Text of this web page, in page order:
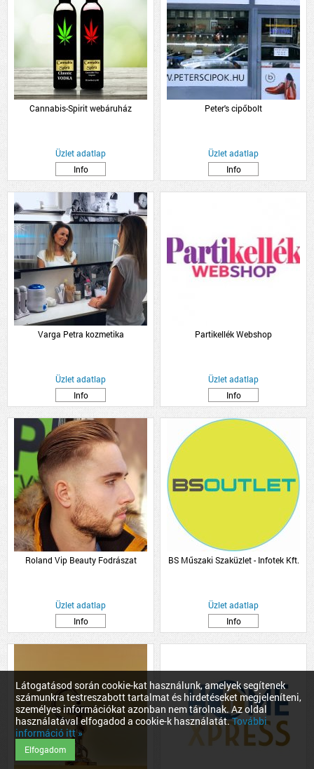
Látogatásod során cookie-kat használunk, amelyek segítenek
számunkra testreszabott tartalmat és hirdetéseket megjeleníteni,
személyes információkat azonban nem tárolnak. Az oldal
használatával elfogadod a cookie-k használatát.További
információ itt »
Elfogadom
Cannabis-Spirit webáruház
Üzlet adatlap
Info
Peter's cipőbolt
Üzlet adatlap
Info
Varga Petra kozmetika
Üzlet adatlap
Info
Partikellék Webshop
Üzlet adatlap
Info
Roland Vip Beauty Fodrászat
Üzlet adatlap
Info
BS Műszaki Szaküzlet - Infotek Kft.
Üzlet adatlap
Info